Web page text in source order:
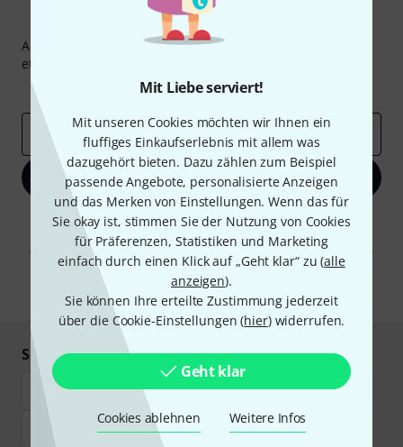
Mit Liebe serviert!
Mit unseren Cookies möchten wir Ihnen ein
fluffiges Einkaufserlebnis mit allem was
dazugehört bieten. Dazu zählen zum Beispiel
passende Angebote, personalisierte Anzeigen
und das Merken von Einstellungen. Wenn das für
Sie okay ist, stimmen Sie der Nutzung von Cookies
für Präferenzen, Statistiken und Marketing
einfach durch einen Klick auf „Geht klar“ zu (alle
anzeigen).
Sie können Ihre erteilte Zustimmung jederzeit
über die Cookie-Einstellungen (hier) widerrufen.
Geht klar
Cookies ablehnen Weitere Infos
Thomann Newsletter
Abonniere den Thomann Newsletter und gewinne mit
etwas Glück einen von
Inspirierende Beiträge
Deals
E-Mail-Adresse
Jetzt anmelden
Mit Klick auf „Jetzt anmelden“ stimmen Sie dem Erhalt von E-Mail-
Werbung und einer Messung des E-Mail-Nutzungsverhaltens zu. Die
Abmeldung ist jederzeit möglich. Weitere Informationen finden Sie in
unserenDatenschutzhinweisen.
* Pflichtfeld
Sicher einkaufen & bezahlen